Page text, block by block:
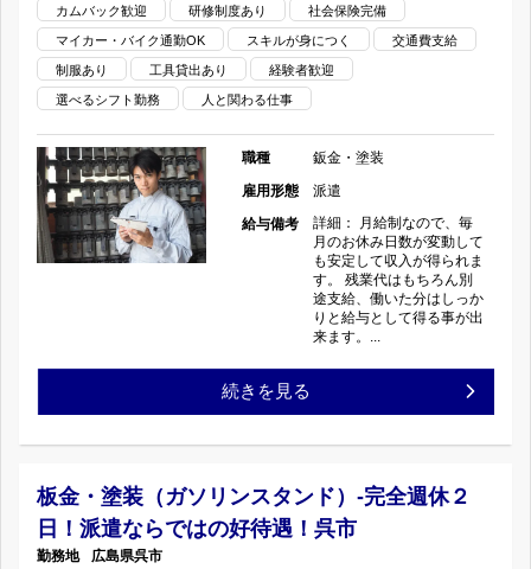
ち
し
す！
派
遣
待
遇！
岡
山
ソ
リ
ン
全
週
休
２
カムバック歓迎 研修制度あり 社会保険完備
マイカー・バイク通勤OK スキルが身につく 交通費支給
制服あり 工具貸出あり 経験者歓迎
選べるシフト勤務 人と関わる仕事
職種
鈑金・塗装
雇用形態
派遣
給与備考
詳細： 月給制なので、毎
月のお休み日数が変動して
も安定して収入が得られま
す。 残業代はもちろん別
途支給、働いた分はしっか
りと給与として得る事が出
来ます。...
板
塗
装
続きを見る
板金・塗装（ガソリンスタンド）-完全週休２
日！派遣ならではの好待遇！呉市
広島県呉市